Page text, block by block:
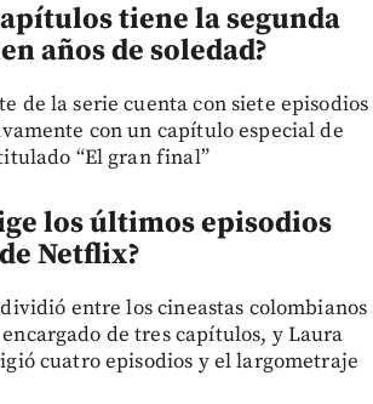
tiene la segunda
años de soledad?
de la serie cuenta con siete episodios
con un capítulo especial de
“El gran final”
los últimos episodios
Netflix?
entre los cineastas colombianos
de tres capítulos, y Laura
cuatro episodios y el largometraje